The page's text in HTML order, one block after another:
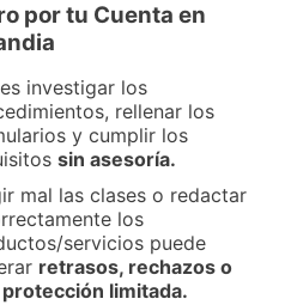
por tu Cuenta en
investigar los
rellenar los
y cumplir los
sin asesoría.
mal las clases o redactar
los
servicios puede
retrasos, rechazos o
protección limitada.